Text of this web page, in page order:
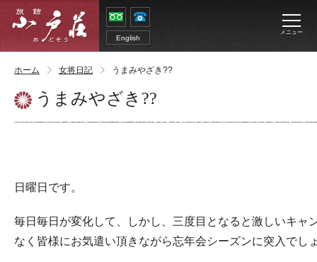
English
メニュー
ホーム 女将日記 うまみやざき??
うまみやざき??
日曜日です。
毎日毎日が変化して、しかし、三度目となると激しいキャ
なく皆様にお気遣い頂きながら忘年会シーズンに突入でし